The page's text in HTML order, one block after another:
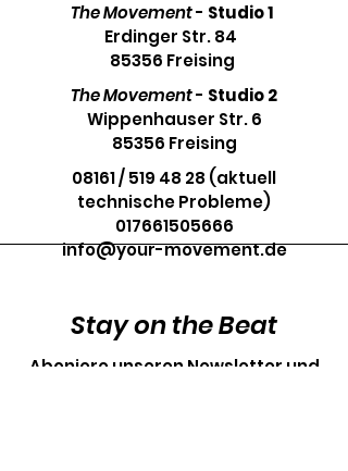
The Movement- Studio 1
Erdinger Str. 84
85356 Freising
The Movement- Studio 2
Wippenhauser Str. 6
85356 Freising
08161 / 519 48 28 (aktuell
technische Probleme)
017661505666
info@your-movement.de
Stay on the Beat
Aboniere unseren Newsletter und